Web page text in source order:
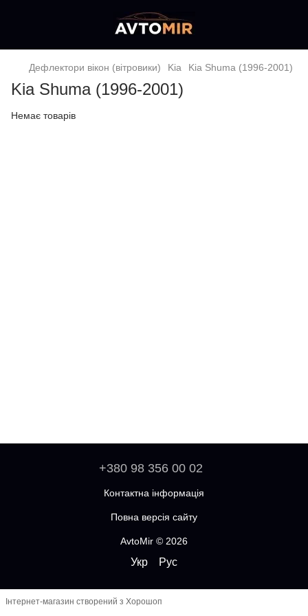
Дефлектори вікон (вітровики) Kia Kia Shuma (1996-2001)
Kia Shuma (1996-2001)
Немає товарів
+380 98 356 00 02
Контактна інформація
Повна версія сайту
AvtoMir © 2026
Укр Рус
Інтернет-магазин створений з Хорошоп